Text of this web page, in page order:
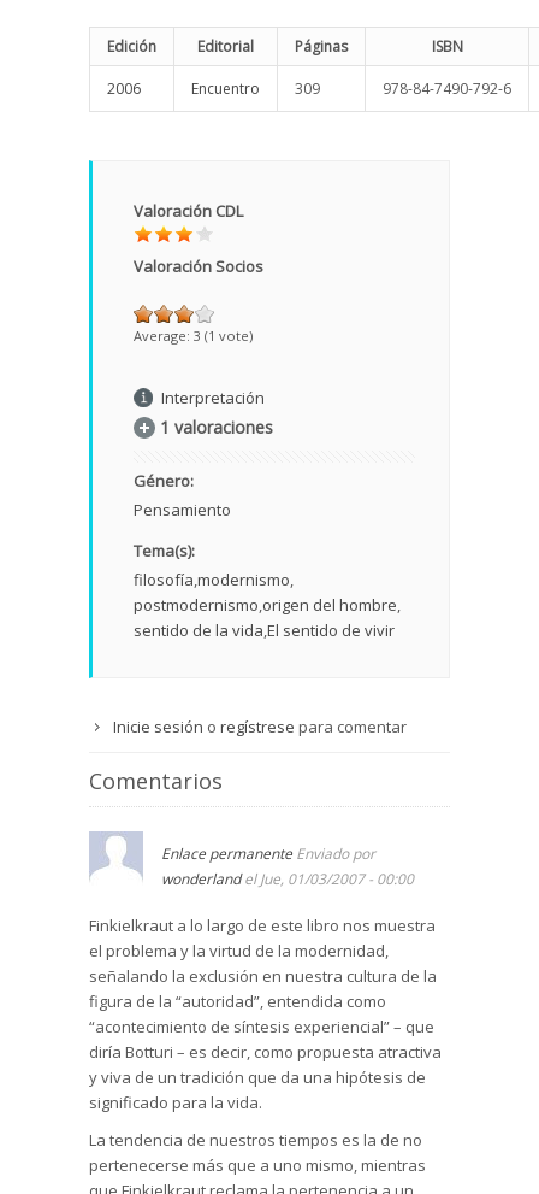
Edición Editorial Páginas ISBN
2006 Encuentro 309 978-84-7490-792-6
Valoración CDL
Valoración Socios
Average: 3 (1 vote)
Interpretación
1 valoraciones
Género:
Pensamiento
Tema(s):
filosofía modernismo
postmodernismo origen del hombre
sentido de la vida El sentido de vivir
Inicie sesión o regístrese para comentar
Comentarios
Enlace permanente Enviado por
wonderlandel Jue, 01/03/2007 - 00:00
Finkielkraut a lo largo de este libro nos muestra
el problema y la virtud de la modernidad,
señalando la exclusión en nuestra cultura de la
figura de la “autoridad”, entendida como
“acontecimiento de síntesis experiencial” – que
diría Botturi – es decir, como propuesta atractiva
y viva de un tradición que da una hipótesis de
significado para la vida.
La tendencia de nuestros tiempos es la de no
pertenecerse más que a uno mismo, mientras